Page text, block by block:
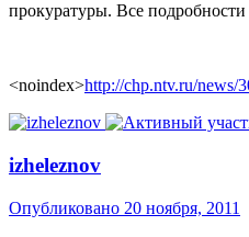
прокуратуры. Все
<noindex>http://chp.ntv.ru/news/
izheleznov
Опубликовано 20 ноября, 2011